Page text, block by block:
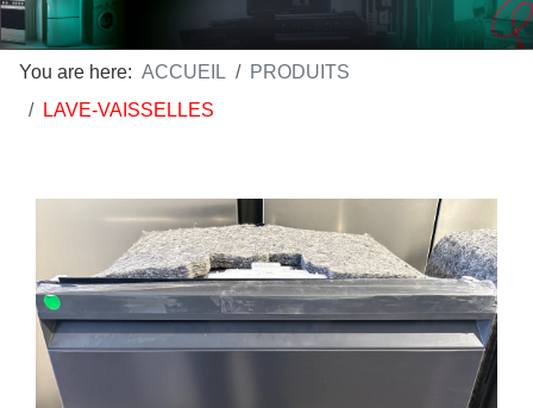
You are here: ACCUEIL
PRODUITS
LAVE-VAISSELLES